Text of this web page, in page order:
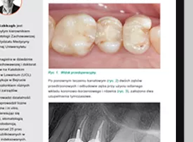
Asia Pacific
IS Ortho